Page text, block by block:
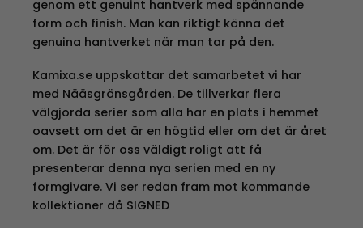
genom ett genuint hantverk med spännande
form och finish. Man kan riktigt känna det
genuina hantverket när man tar på den.
Kamixa.se uppskattar det samarbetet vi har
med Nääsgränsgården. De tillverkar flera
välgjorda serier som alla har en plats i hemmet
oavsett om det är en högtid eller om det är året
om. Det är för oss väldigt roligt att få
presenterar denna nya serien med en ny
formgivare. Vi ser redan fram mot kommande
kollektioner då SIGNED